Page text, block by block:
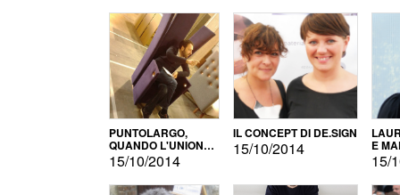
PUNTOLARGO,
QUANDO L'UNIONE
FA LA FORZA E
VINCE
15/10/2014
IL CONCEPT DI DE.SIGN
15/10/2014 E
15/